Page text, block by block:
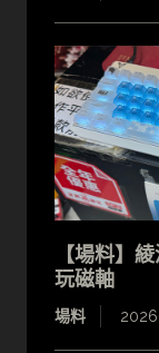
【場料】
玩磁軸
場料